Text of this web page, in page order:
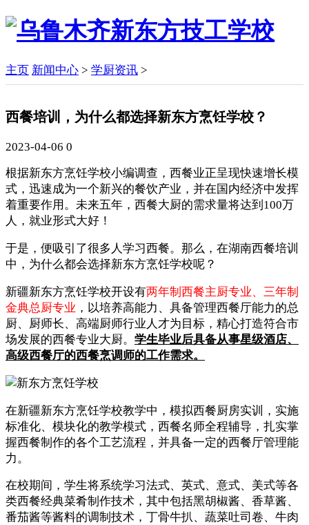
主页 新闻中心 > 学厨资讯 >
西餐培训，为什么都选择新东方烹饪学校？
2023-04-06 0
根据新东方烹饪学校小编调查，西餐业正呈现快速增长模
式，迅速成为一个新兴的餐饮产业，并在国内经济中发挥
着重要作用。未来五年，西餐大厨的需求量将达到100万
人，就业形式大好！
于是，便吸引了很多人学习西餐。那么，在湖南西餐培训
中，为什么都会选择新东方烹饪学校呢？
新疆新东方烹饪学校开设有两年制西餐主厨专业、三年制
金典总厨专业 ，以培养高能力、具备管理西餐厅能力的总
厨、厨师长、高端厨师行业人才为目标，精心打造符合市
场发展的西餐专业大厨。 学生毕业后具备从事星级酒店、
高级西餐厅的西餐烹调师的工作需求。
在新疆新东方烹饪学校教学中，模拟西餐厨房实训，实施
标准化、模块化的教学模式，西餐名师全程辅导，扎实掌
握西餐制作的各个工艺流程，并具备一定的西餐厅管理能
力。
在校期间，学生将系统学习法式、英式、意式、美式等各
类西餐经典菜肴制作技术，其中包括黑胡椒酱、香草酱、
番茄酱等酱料的调制技术，丁骨牛扒、蔬菜吐司卷、牛肉